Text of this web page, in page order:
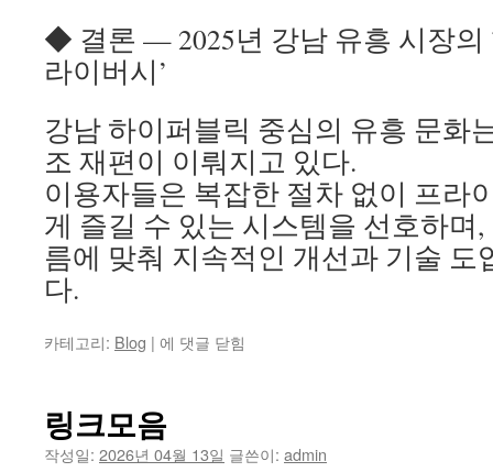
◆ 결론 — 2025년 강남 유흥 시장의
라이버시’
강남 하이퍼블릭 중심의 유흥 문화
조 재편이 이뤄지고 있다.
이용자들은 복잡한 절차 없이 프라
게 즐길 수 있는 시스템을 선호하며
름에 맞춰 지속적인 개선과 기술 도
다.
카테고리: Blog | 강
퍼
블
에 댓글 닫힘
링크모음
작성일: 2026년 04월 13일 글쓴이: admin